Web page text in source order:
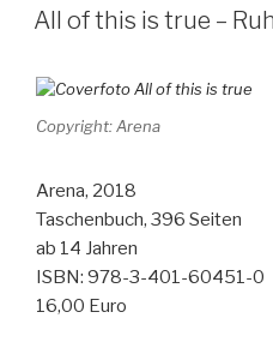
AM
All of this is true –
Copyright: Arena
Arena, 2018
Taschenbuch, 396 Seiten
ab 14 Jahren
ISBN: 978-3-401-60451-0
16,00 Euro